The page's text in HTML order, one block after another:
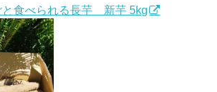
と食べられる長芋 新芋 5kg